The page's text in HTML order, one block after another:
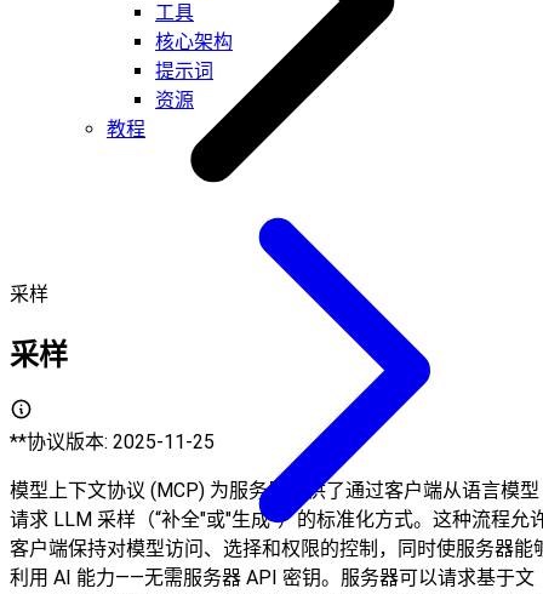
工具
核心架构
提示词
资源
教程
采样
采样
**协议版本: 2025-11-25
模型上下文协议 (MCP) 为服务器提供了通过客户端从语言模型
请求 LLM 采样（“补全"或"生成”）的标准化方式。这种流程允
客户端保持对模型访问、选择和权限的控制，同时使服务器能
利用 AI 能力——无需服务器 API 密钥。服务器可以请求基于文